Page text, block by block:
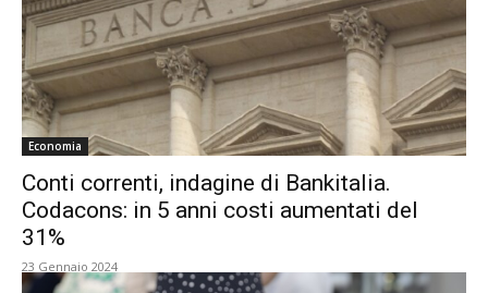
Economia
Conti correnti, indagine di Bankitalia.
Codacons: in 5 anni costi aumentati del
31%
23 Gennaio 2024